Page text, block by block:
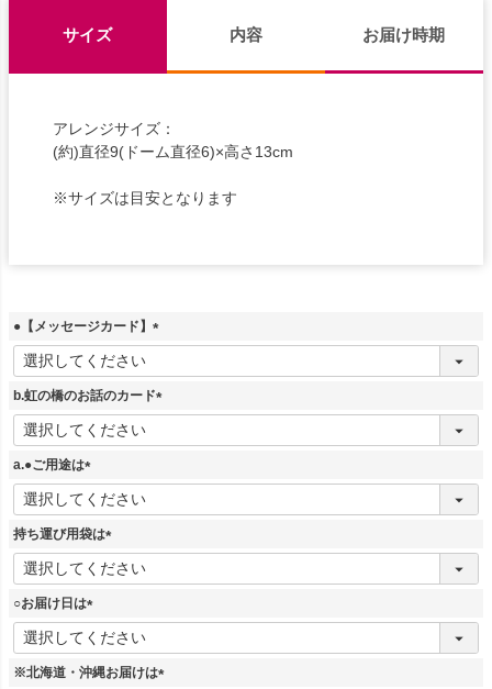
サイズ 内容 お届け時期
アレンジサイズ：
(約)直径9(ドーム直径6)×高さ13cm
※サイズは目安となります
●【メッセージカード】
(
須
b.虹の橋のお話のカード
(
a.●ご用途は
(
必
須
持ち運び用袋は
(
必
○お届け日は
(
必
須
※北海道・沖縄お届けは